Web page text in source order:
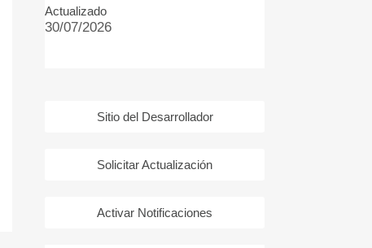
Actualizado
30/07/2026
Sitio del Desarrollador
Solicitar Actualización
Activar Notificaciones